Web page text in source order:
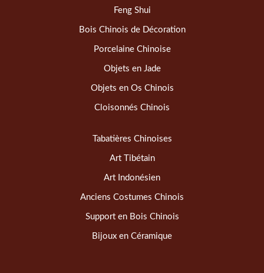
Feng Shui
Bois Chinois de Décoration
Porcelaine Chinoise
Objets en Jade
Objets en Os Chinois
Cloisonnés Chinois
Tabatières Chinoises
Art Tibétain
Art Indonésien
Anciens Costumes Chinois
Support en Bois Chinois
Bijoux en Céramique